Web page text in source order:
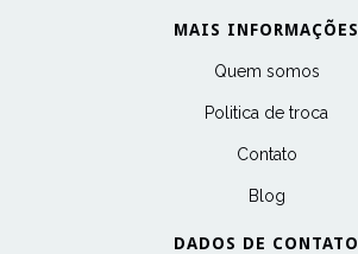
MAIS INFORMAÇÕES
Quem somos
Politica de troca
Contato
Blog
DADOS DE CONTATO